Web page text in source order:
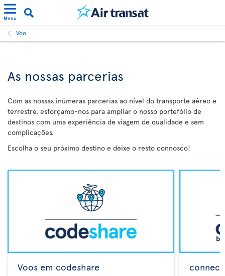
Menu
Voo
As nossas parcerias
Com as nossas inúmeras parcerias ao nível do transporte aéreo e
terrestre, esforçamo-nos para ampliar o nosso portefólio de
destinos com uma experiência de viagem de qualidade e sem
complicações.
Escolha o seu próximo destino e deixe o resto connosco!
Voos em codeshare